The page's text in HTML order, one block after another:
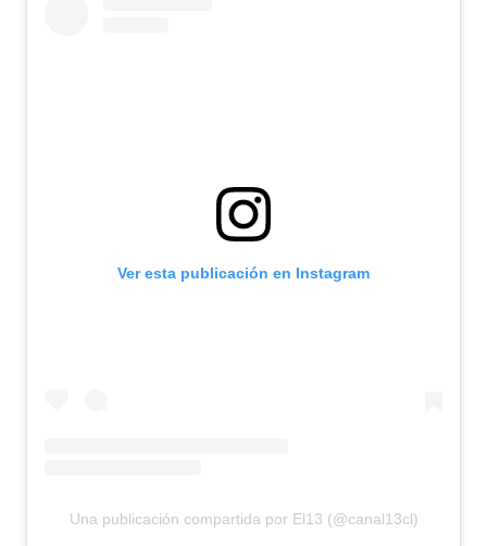
Ver esta publicación en Instagram
Una publicación compartida por El13 (@canal13cl)